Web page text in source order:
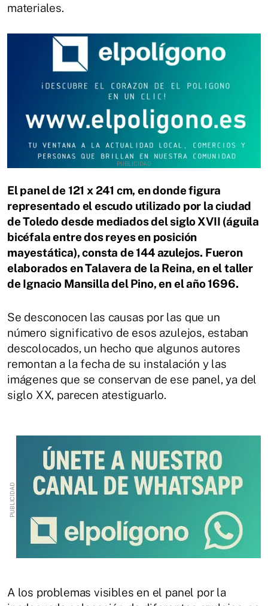
materiales.
El panel de 121 x 241 cm, en donde figura
representado el escudo utilizado por la ciudad
de Toledo desde mediados del siglo XVII (águila
bicéfala entre dos reyes en posición
mayestática), consta de 144 azulejos. Fueron
elaborados en Talavera de la Reina, en el taller
de Ignacio Mansilla del Pino, en el año 1696.
Se desconocen las causas por las que un
número significativo de esos azulejos, estaban
descolocados, un hecho que algunos autores
remontan a la fecha de su instalación y las
imágenes que se conservan de ese panel, ya del
siglo XX, parecen atestiguarlo.
A los problemas visibles en el panel por la